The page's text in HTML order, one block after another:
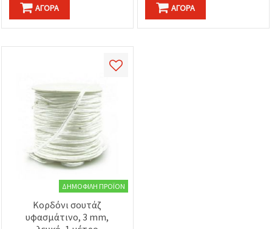
ΑΓΟΡΆ ΑΓΟΡΆ
ΔΗΜΟΦΙΛΉ ΠΡΟΪΌΝ
Κορδόνι σουτάζ
υφασμάτινο, 3 mm,